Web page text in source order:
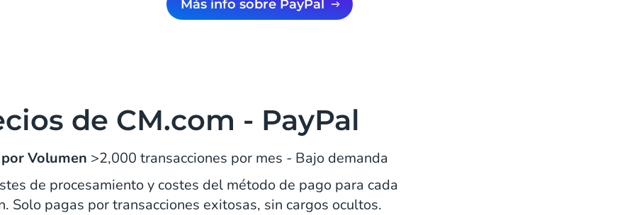
Más info sobre PayPal
de CM.com - PayPal
Volumen >2,000 transacciones por mes - Bajo demanda
de procesamiento y costes del método de pago para cada
Solo pagas por transacciones exitosas, sin cargos ocultos.